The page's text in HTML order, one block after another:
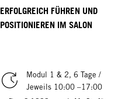
ERFOLGREICH FÜHREN UND
POSITIONIEREN IM SALON
Modul 1 & 2, 6 Tage /
Jeweils 10:00 –17:00